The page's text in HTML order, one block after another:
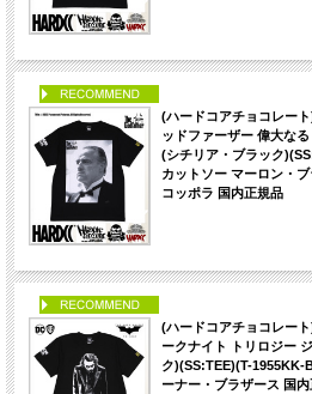
(ハードコアチョコレー
ッドファーザー 偉大な
(シチリア・ブラック
カットソー マーロン・
コッポラ 国内正規品
(ハードコアチョコレー
ークナイト トリロジー
ク)(SS:TEE)(T-1955KK-
ーナー・ブラザース 国